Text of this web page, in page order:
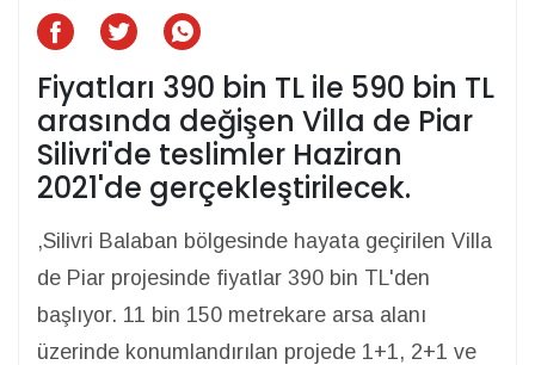
Fiyatları 390 bin TL ile 590 bin TL
arasında değişen Villa de Piar
Silivri'de teslimler Haziran
2021'de gerçekleştirilecek.
,Silivri Balaban bölgesinde hayata geçirilen Villa
de Piar projesinde fiyatlar 390 bin TL'den
başlıyor. 11 bin 150 metrekare arsa alanı
üzerinde konumlandırılan projede 1+1, 2+1 ve